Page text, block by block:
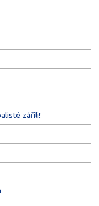
zářili!